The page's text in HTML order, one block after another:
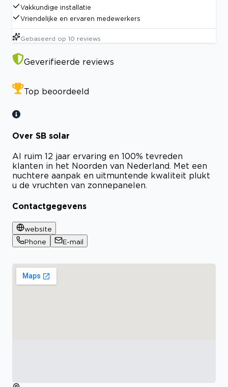
Vakkundige installatie
Vriendelijke en ervaren medewerkers
Gebaseerd op 10 reviews
Geverifieerde reviews
Top beoordeeld
Over SB solar
Al ruim 12 jaar ervaring en 100% tevreden
klanten in het Noorden van Nederland. Met een
nuchtere aanpak en uitmuntende kwaliteit plukt
u de vruchten van zonnepanelen.
Contactgegevens
website
Phone
E-mail